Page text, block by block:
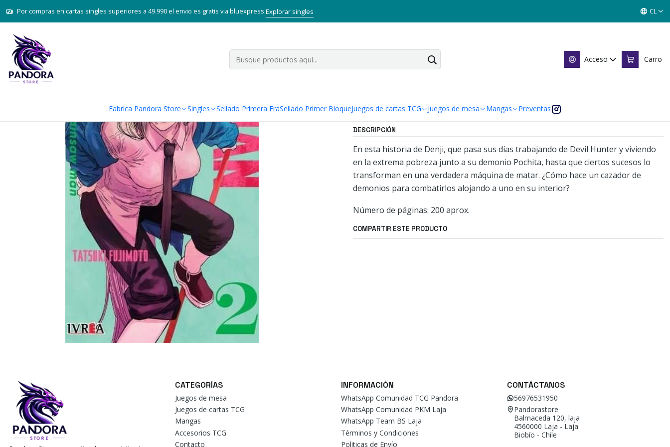
Acceso Carro
Fabrica Pandora Store Singles Sellado Primera EraSellado Primer BloqueJuegos de cartas TCG Juegos de mesa Mangas Preventas
Por compras en cartas singles superiores a 49.990 el envio es gratis via bluexpress.Explorar singles CL
Inicio Mangas
Chainsaw Man 02
Mostrar stock de ubicaciones
DESCRIPCIÓN
En esta historia de Denji, que pasa sus días trabajando de Devil Hunter y viviendo
en la extrema pobreza junto a su demonio Pochita, hasta que ciertos sucesos lo
transforman en una verdadera máquina de matar. ¿Cómo hace un cazador de
demonios para combatirlos alojando a uno en su interior?
Número de páginas: 200 aprox.
COMPARTIR ESTE PRODUCTO
CATEGORÍAS
Juegos de mesa
Juegos de cartas TCG
Mangas
Accesorios TCG
Contacto
INFORMACIÓN
WhatsApp Comunidad TCG Pandora
WhatsApp Comunidad PKM Laja
WhatsApp Team BS Laja
Términos y Condiciones
Politicas de Envío
CONTÁCTANOS
56976531950
Pandorastore
Balmaceda 120, laja
4560000 Laja - Laja
Biobío - Chile